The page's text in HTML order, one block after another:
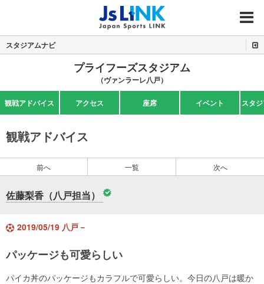
MENU
スタジアムナビ
プライフーズスタジアム
（ヴァンラーレ八戸）
観戦アドバイス アクセス 座席 イベント スタ
観戦アドバイス
前へ 一覧 次へ
佐藤梨香（八戸担当）
2019/05/19 八戸－
パッケージも可愛らしい
パイカ丼のパッケージもカラフルで可愛らしい。今日の八戸は暖か